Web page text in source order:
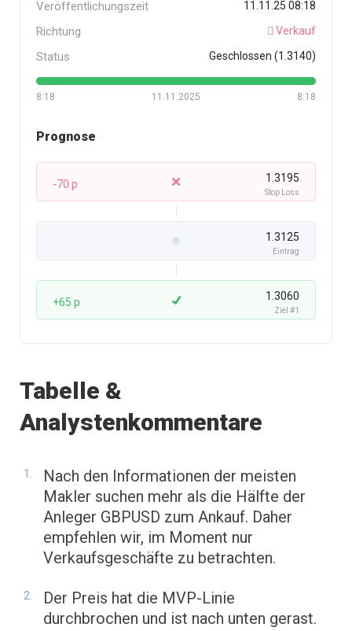
Veröffentlichungszeit 11.11.25 08:18
Richtung Verkauf
Status Geschlossen (1.3140)
8:18 8:18
11.11.2025
Prognose
-70 p 1.3195
Stop Loss
1.3125
Eintrag
+65 p 1.3060
Ziel #1
Tabelle &
Analystenkommentare
Nach den Informationen der meisten
Makler suchen mehr als die Hälfte der
Anleger GBPUSD zum Ankauf. Daher
empfehlen wir, im Moment nur
Verkaufsgeschäfte zu betrachten.
Der Preis hat die MVP-Linie
durchbrochen und ist nach unten gerast.